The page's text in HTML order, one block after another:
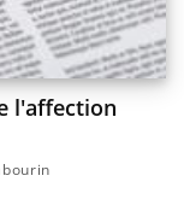
l'affection